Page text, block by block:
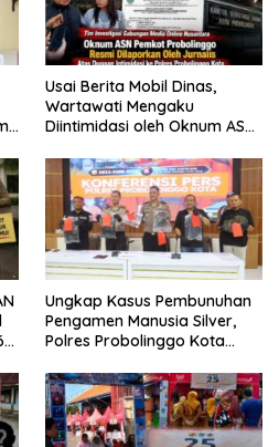
Usai Berita Mobil Dinas,
Wartawati Mengaku
Diintimidasi oleh Oknum ASN
Tempuh Jalur Hukum
Ungkap Kasus Pembunuhan
Pengamen Manusia Silver,
Polres Probolinggo Kota